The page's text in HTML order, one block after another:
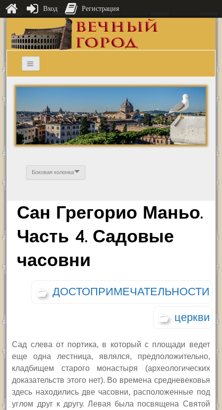
Боковая колонка
Сан Грегорио Маньо.
Часть 4. Садовые
часовни
ДОСТОПРИМЕЧАТЕЛЬНОСТИ
церкви
Сад слева от портика, в который с площади ведет
еще одна лестница, являлся, предположительно,
кладбищем старого монастыря (археологических
доказательств этого нет). Во времена средневековья
здесь находились две часовни, расположенные под
углом друг к другу. Левая была посвящена Святой
Вход Регистрация